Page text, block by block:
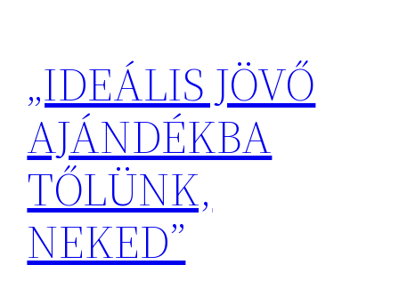
tartalomhoz
„IDEÁLIS JÖVŐ
AJÁNDÉKBA
TŐLÜNK,
NEKED”